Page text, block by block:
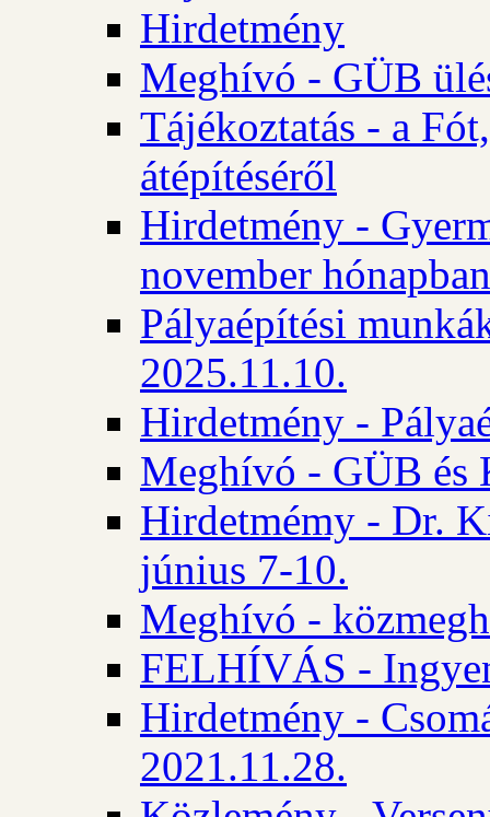
Hirdetmény
Meghívó - GÜB
Tájékoztatás - a
átépítéséről
Hirdetmény -
november hónapban
Pályaépítési
2025.11.10.
Hirdetmény -
Meghívó - GÜB és
Hirdetmémy - Dr.
június 7-10.
Meghívó -
FELHÍVÁS -
Hirdetmény -
2021.11.28.